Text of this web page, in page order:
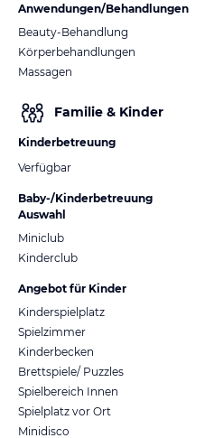
Anwendungen/Behandlungen
Beauty-Behandlung
Körperbehandlungen
Massagen
Familie & Kinder
Kinderbetreuung
Verfügbar
Baby-/Kinderbetreuung
Auswahl
Miniclub
Kinderclub
Angebot für Kinder
Kinderspielplatz
Spielzimmer
Kinderbecken
Brettspiele/ Puzzles
Spielbereich Innen
Spielplatz vor Ort
Minidisco